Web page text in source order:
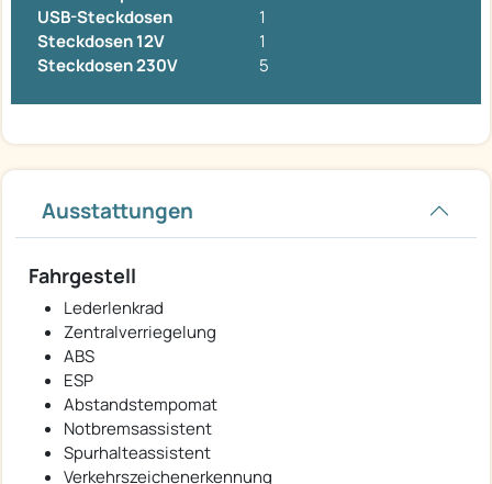
USB-Steckdosen
1
Steckdosen 12V
1
Steckdosen 230V
5
Ausstattungen
Fahrgestell
Lederlenkrad
Zentralverriegelung
ABS
ESP
Abstandstempomat
Notbremsassistent
Spurhalteassistent
Verkehrszeichenerkennung